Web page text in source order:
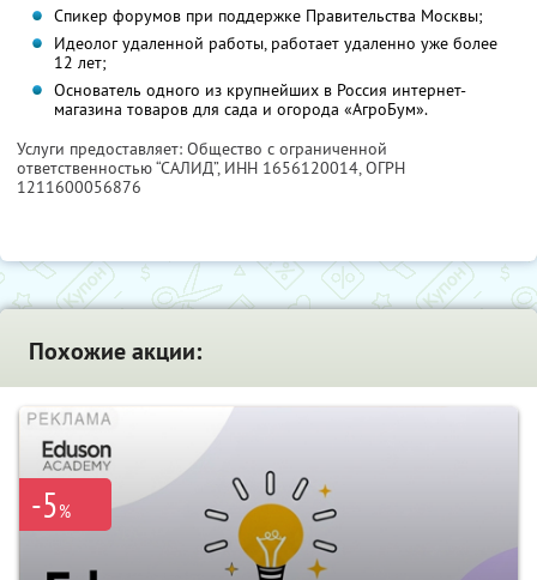
Спикер форумов при поддержке Правительства Москвы;
Идеолог удаленной работы, работает удаленно уже более
12 лет;
Основатель одного из крупнейших в Россия интернет-
магазина товаров для сада и огорода «АгроБум».
Услуги предоставляет: Общество с ограниченной
ответственностью “САЛИД”, ИНН 1656120014, ОГРН
1211600056876
Похожие акции:
-5%